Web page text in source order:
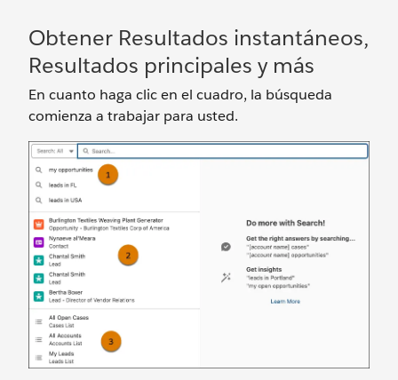
Obtener Resultados instantáneos,
Resultados principales y más
En cuanto haga clic en el cuadro, la búsqueda
comienza a trabajar para usted.